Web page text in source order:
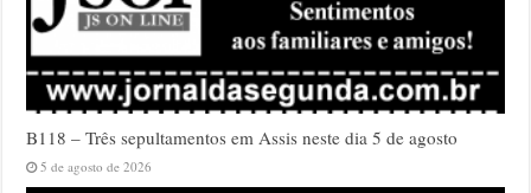
B118 – Três sepultamentos em Assis neste dia 5 de agosto
5 de agosto de 2026